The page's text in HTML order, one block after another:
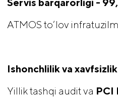
ATMOS to‘lov
Ishonchlilik va xavfsizlik
Yillik tashqi audit va PCI